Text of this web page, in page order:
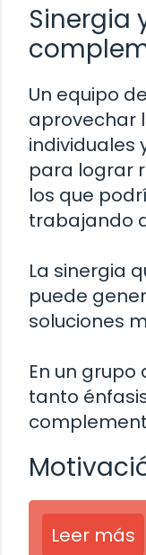
Sinergia
Un equipo
aprovechar
individuales
para lograr
los que
trabajando
La sinergia
puede
soluciones
En un
tanto
Leer más